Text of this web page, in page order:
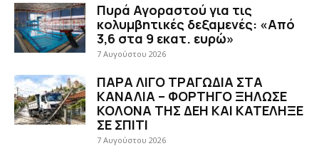
Πυρά Αγοραστού για τις
κολυμβητικές δεξαμενές: «Από
3,6 στα 9 εκατ. ευρώ»
7 Αυγούστου 2026
ΠΑΡΑ ΛΙΓΟ ΤΡΑΓΩΔΙΑ ΣΤΑ
ΚΑΝΑΛΙΑ – ΦΟΡΤΗΓΟ ΞΗΛΩΣΕ
ΚΟΛΟΝΑ ΤΗΣ ΔΕΗ ΚΑΙ ΚΑΤΕΛΗΞΕ
ΣΕ ΣΠΙΤΙ
7 Αυγούστου 2026